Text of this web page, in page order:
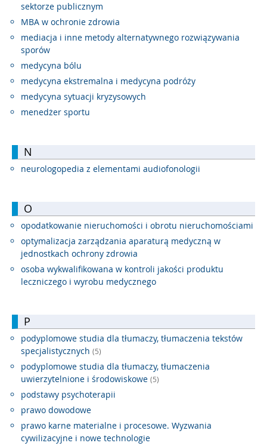
sektorze publicznym
MBA w ochronie zdrowia
mediacja i inne metody alternatywnego rozwiązywania
sporów
medycyna bólu
medycyna ekstremalna i medycyna podróży
medycyna sytuacji kryzysowych
menedżer sportu
N
neurologopedia z elementami audiofonologii
O
opodatkowanie nieruchomości i obrotu nieruchomościami
optymalizacja zarządzania aparaturą medyczną w
jednostkach ochrony zdrowia
osoba wykwalifikowana w kontroli jakości produktu
leczniczego i wyrobu medycznego
P
podyplomowe studia dla tłumaczy, tłumaczenia tekstów
specjalistycznych (5)
podyplomowe studia dla tłumaczy, tłumaczenia
uwierzytelnione i środowiskowe (5)
podstawy psychoterapii
prawo dowodowe
prawo karne materialne i procesowe. Wyzwania
cywilizacyjne i nowe technologie